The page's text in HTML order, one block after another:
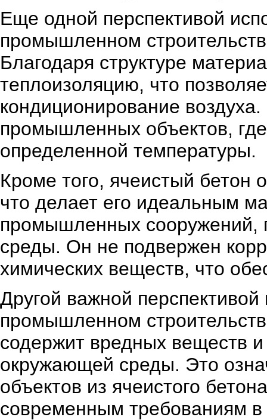
Еще одной перспективой
промышленном
Благодаря структуре
теплоизоляцию, что
кондиционирование
промышленных объектов,
определенной температуры.
Кроме того, ячеистый бетон
что делает его идеальным
промышленных сооружений,
среды. Он не подвержен
химических веществ, что
Другой важной перспективой
промышленном
содержит вредных веществ
окружающей среды. Это
объектов из ячеистого
современным требованиям в